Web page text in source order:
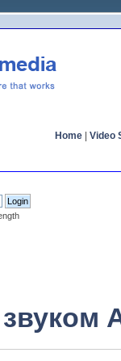
Home Video